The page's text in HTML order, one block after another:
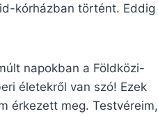
kórházban történt. Eddig
napokban a Földközi-
életekről van szó! Ezek
érkezett meg. Testvéreim,